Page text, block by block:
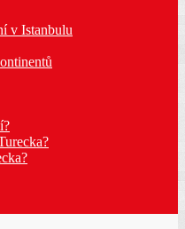
v Istanbulu